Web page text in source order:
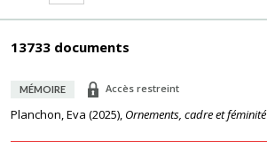
13733 documents
MÉMOIRE Accès restreint
Planchon, Eva (2025), Ornements, cadre et féminité